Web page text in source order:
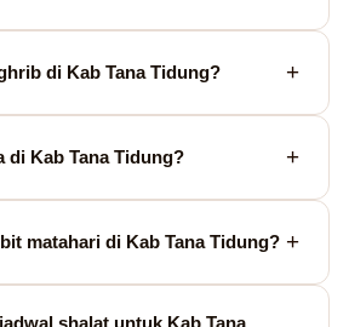
di Kab Tana Tidung?
di Kab Tana Tidung?
matahari di Kab Tana Tidung?
shalat untuk Kab Tana